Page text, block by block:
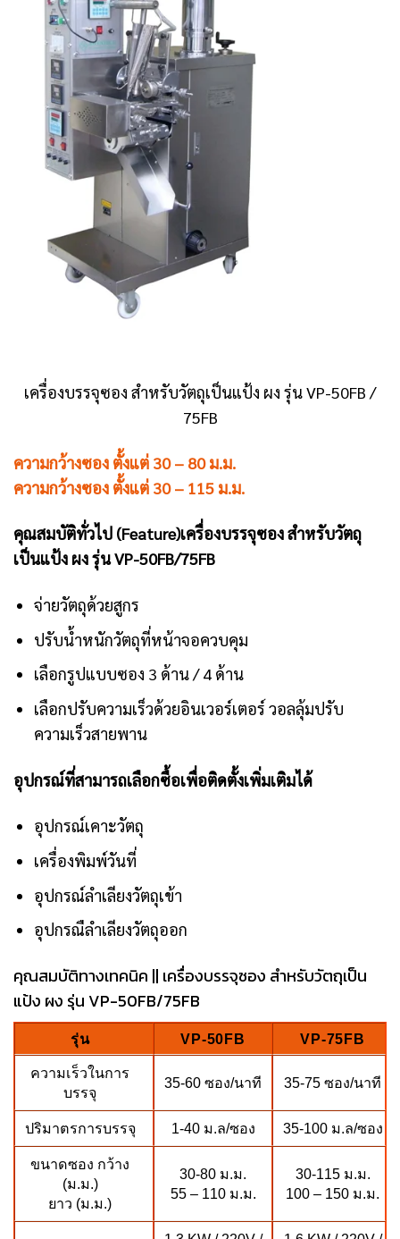
เครื่องบรรจุซอง สำหรับวัตถุเป็นแป้ง ผง รุ่น VP-50FB /
75FB
ความกว้างซอง ตั้งแต่ 30 – 80 ม.ม.
ความกว้างซอง ตั้งแต่ 30 – 115 ม.ม.
คุณสมบัติทั่วไป (Feature)เครื่องบรรจุซอง สำหรับวัตถุ
เป็นแป้ง ผง รุ่น VP-50FB/75FB
จ่ายวัตถุด้วยสูกร
ปรับน้ำหนักวัตถุที่หน้าจอควบคุม
เลือกรูปแบบซอง 3 ด้าน / 4 ด้าน
เลือกปรับความเร็วด้วยอินเวอร์เตอร์ วอลลุ้มปรับ
ความเร็วสายพาน
อุปกรณ์ที่สามารถเลือกซื้อเพื่อติดตั้งเพิ่มเติมได้
อุปกรณ์เคาะวัตถุ
เครื่องพิมพ์วันที่
อุปกรณ์ลำเลียงวัตถุเข้า
อุปกรณืลำเลียงวัตถุออก
คุณสมบัติทางเทคนิค || เครื่องบรรจุซอง สำหรับวัตถุเป็น
แป้ง ผง รุ่น VP-50FB/75FB
รุ่น VP-50FB VP-75FB
ความเร็วในการ
บรรจุ
35-60 ซอง/นาที 35-75 ซอง/นาที
ปริมาตรการบรรจุ 1-40 ม.ล/ซอง 35-100 ม.ล/ซอง
ขนาดซอง กว้าง
(ม.ม.)
ยาว (ม.ม.)
30-80 ม.ม.
55 – 110 ม.ม.
30-115 ม.ม.
100 – 150 ม.ม.